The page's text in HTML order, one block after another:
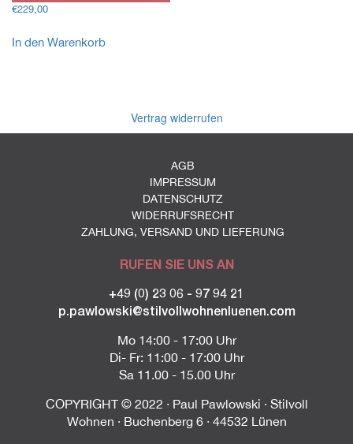
€229,00
In den Warenkorb
Vertrag widerrufen
AGB
IMPRESSUM
DATENSCHUTZ
WIDERRUFSRECHT
ZAHLUNG, VERSAND UND LIEFERUNG
RUFEN SIE UNS AN
+49 (0) 23 06 - 97 94 21
p.pawlowski@stilvollwohnenluenen.com
Mo 14:00 - 17:00 Uhr
Di- Fr: 11:00 - 17:00 Uhr
Sa 11.00 - 15.00 Uhr
COPYRIGHT © 2022 · Paul Pawlowski · Stilvoll
Wohnen · Buchenberg 6 · 44532 Lünen